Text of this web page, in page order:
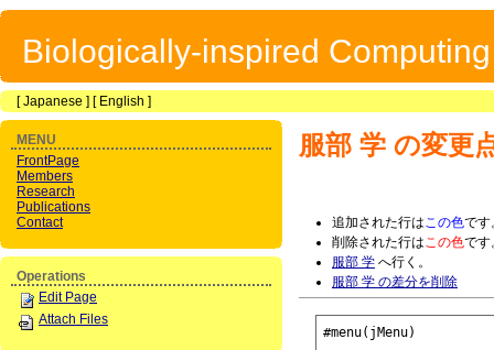
Biologically-inspired
[Japanese ] [ English ]
服部 学 の変更
追加された行はこの色です
削除された行はこの色です
服部 学 へ行く。
服部 学 の差分を削除
#menu(jMenu)
MENU
FrontPage
Members
Research
Publications
Contact
Operations
Edit Page
Attach Files